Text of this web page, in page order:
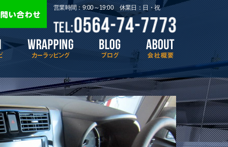
garage/functions.phpon line483
営業時間：9:00～19:00休業日：日・祝